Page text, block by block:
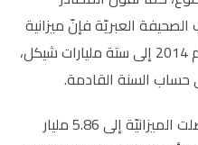
العبريّة فإنّ ميزانية
الشاباك والموساد وصلت في العام 2014 إلى ستة مليارات شيكل،
أمّا في العام الذي سبقه، فقد وصلت الميزانيّة إلى 5.86 مليار